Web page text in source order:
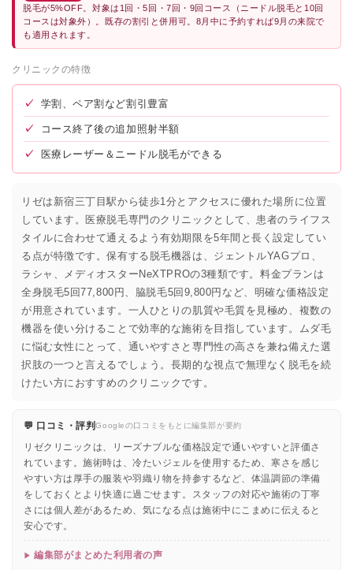
脱毛が5%OFF。対象は1回・5回・7回・9回コース（ニードル脱毛と10回
コースは対象外）。既存の割引と併用可。8月中に予約すれば9月の来院で
も適用されます。
クリニックの特徴
✓ 学割、ペア割など割引豊富
✓ コース終了後の追加照射半額
✓ 医療レーザー＆ニードル脱毛ができる
リゼは新宿三丁目駅から徒歩1分とアクセスに優れた場所に位置
しています。医療脱毛専門のクリニックとして、患者のライフス
タイルに合わせて通えるよう有効期限を5年間と長く設定してい
る点が特徴です。保有する脱毛機器は、ジェントルYAGプロ、
ラシャ、メディオスターNeXTPROの3種類です。料金プランは
全身脱毛5回77,800円、脇脱毛5回9,800円など、明確な価格設定
が用意されています。一人ひとりの肌質や毛質を見極め、複数の
機器を使い分けることで効率的な施術を目指しています。ムダ毛
に悩む女性にとって、通いやすさと専門性の高さを兼ね備えた選
択肢の一つと言えるでしょう。長期的な視点で無理なく脱毛を続
けたい方におすすめのクリニックです。
💬 口コミ・評判Googleの口コミをもとに編集部が要約
リゼクリニックは、リーズナブルな価格設定で通いやすいと評価さ
れています。施術時は、冷たいジェルを使用するため、寒さを感じ
やすい方は厚手の服装や羽織り物を持参するなど、体温調節の準備
をしておくとより快適に過ごせます。スタッフの対応や施術の丁寧
さには個人差があるため、気になる点は施術中にこまめに伝えると
安心です。
編集部がまとめた利用者の声